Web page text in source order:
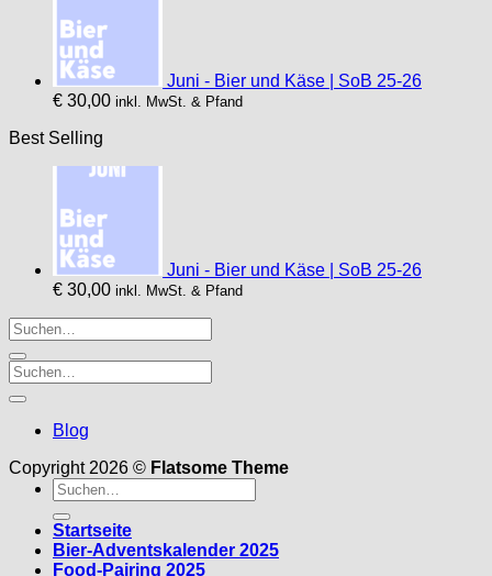
Juni - Bier und Käse | SoB 25-26
€ 30,00 inkl. MwSt. & Pfand
Best Selling
Juni - Bier und Käse | SoB 25-26
€ 30,00 inkl. MwSt. & Pfand
Blog
Copyright 2026 © Flatsome Theme
Suche
nach:
Startseite
Bier-Adventskalender 2025
Food-Pairing 2025